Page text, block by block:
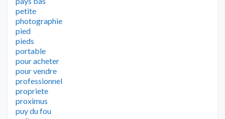
petite
photographie
pied
pieds
portable
pour acheter
pour vendre
professionnel
propriete
proximus
puy du fou